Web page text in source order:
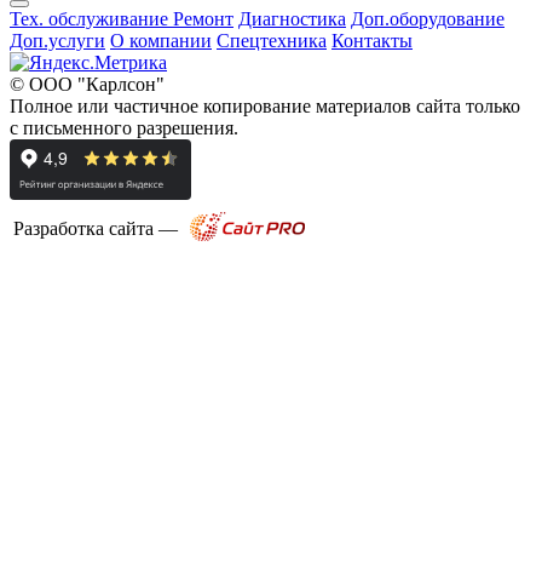
Тех. обслуживание Ремонт Диагностика Доп.оборудование
Доп.услуги О компании Спецтехника Контакты
© ООО "Карлсон"
Полное или частичное копирование материалов сайта только
с письменного разрешения.
Разработка сайта —